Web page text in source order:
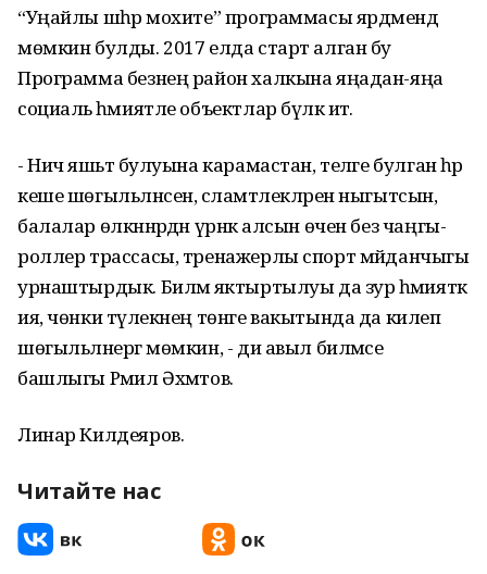
“Уңайлы шәһәр мохите” программасы ярдәмендә
мөмкин булды. 2017 елда старт алган бу
Программа безнең район халкына яңадан-яңа
социаль әһәмиятле объектлар бүләк итә.
- Ничә яшьтә булуына карамастан, теләге булган һәр
кеше шөгыльләнсен, сәла­мәтлекләрен ныгытсын,
балалар өлкәннәрдән үрнәк алсын өчен без чаңгы-
роллер трассасы, тренажерлы спорт мәйданчыгы
урнаштырдык. Биләмә яктыртылуы да зур әһәмияткә
ия, чөнки тәү­лекнең төнге вакытында да килеп
шөгыльләнергә мөм­кин, - ди авыл биләмәсе
башлыгы Рәмил Әхмәтов.
Линар Килдеяров.
Читайте нас